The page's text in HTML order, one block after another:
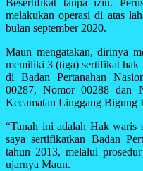
melakukan operasi di atas
bulan september 2020.
Maun mengatakan, dirinya
memiliki 3 (tiga) sertifikat
di Badan Pertanahan
00287, Nomor 00288 dan
Kecamatan Linggang Bigung
“Tanah ini adalah Hak waris
saya sertifikatkan Badan
tahun 2013, melalui
ujarnya Maun.